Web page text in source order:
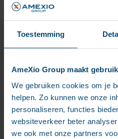
Toestemming
AmeXio Group maakt
We gebruiken cookies om je
helpen. Zo kunnen we onze
personaliseren, functies
websiteverkeer beter
we ook met onze partners